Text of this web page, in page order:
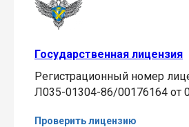
Государственная лицензия
Регистрационный номер
Л035-01304-86/00176164 от
Проверить лицензию